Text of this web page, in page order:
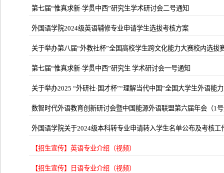
第七届“惟真求新·学贯中西”研究生学术研讨会二号通知
外国语学院2024级英语辅修专业申请学生选拔考核方案
关于举办第八届“外教社杯”全国高校学生跨文化能力大赛校内选拔
第七届“惟真求新·学贯中西”研究生 学术研讨会一号通知
关于举办2025 “外研社·国才杯”“理解当代中国”全国大学生外语能
数智时代外语教育创新研讨会暨中国能源外语联盟第六届年会（1
外国语学院关于2024级本科转专业申请转入学生名单公布及考核工
【招生宣传】英语专业介绍（视频）
【招生宣传】日语专业介绍（视频）